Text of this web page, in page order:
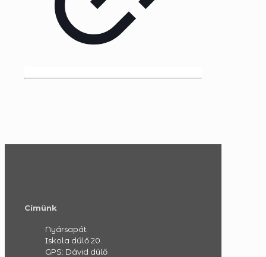
Címünk
Nyársapát
Iskola dűlő 20.
GPS: Dávid dúlő